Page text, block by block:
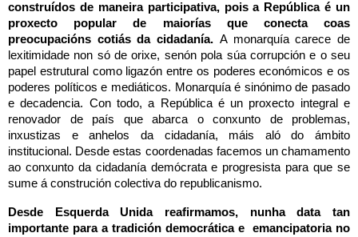
construídos de maneira participativa, pois a República é un
proxecto popular de maiorías que conecta coas
preocupacións cotiás da cidadanía. A monarquía carece de
lexitimidade non só de orixe, senón pola súa corrupción e o seu
papel estrutural como ligazón entre os poderes económicos e os
poderes políticos e mediáticos. Monarquía é sinónimo de pasado
e decadencia. Con todo, a República é un proxecto integral e
renovador de país que abarca o conxunto de problemas,
inxustizas e anhelos da cidadanía, máis aló do ámbito
institucional. Desde estas coordenadas facemos un chamamento
ao conxunto da cidadanía demócrata e progresista para que se
sume á construción colectiva do republicanismo.
Desde Esquerda Unida reafirmamos, nunha data tan
importante para a tradición democrática e emancipatoria no